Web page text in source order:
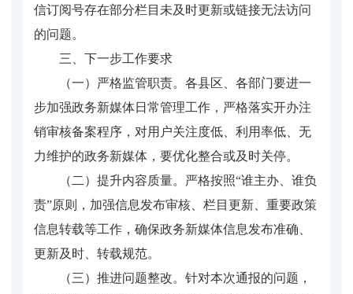
信订阅号存在部分栏目未及时更新或链接无法访问
的问题。
三、下一步工作要求
（一）严格监管职责。各县区、各部门要进一
步加强政务新媒体日常管理工作，严格落实开办注
销审核备案程序，对用户关注度低、利用率低、无
力维护的政务新媒体，要优化整合或及时关停。
（二）提升内容质量。严格按照“谁主办、谁负
责”原则，加强信息发布审核、栏目更新、重要政策
信息转载等工作，确保政务新媒体信息发布准确、
更新及时、转载规范。
（三）推进问题整改。针对本次通报的问题，